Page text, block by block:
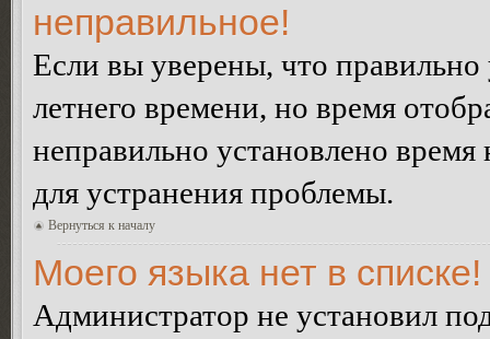
неправильное!
Если вы уверены, что правильно
летнего времени, но время
неправильно установлено
для устранения проблемы.
Вернуться к началу
Моего языка нет в списке!
Администратор не установил